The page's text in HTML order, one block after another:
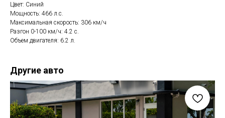
Цвет: Синий
Мощность: 466 л.с.
Максимальная скорость: 306 км/ч
Разгон 0-100 км/ч: 4.2 с.
Объем двигателя: 6.2 л.
Другие авто